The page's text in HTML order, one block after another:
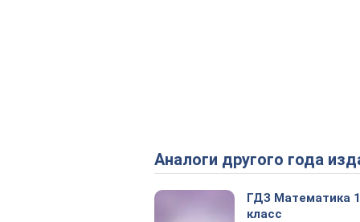
Аналоги другого года
ГДЗ Математика
класс